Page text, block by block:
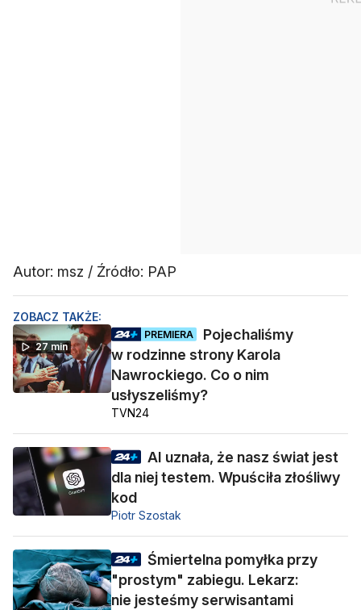
Autor: msz / Źródło: PAP
ZOBACZ TAKŻE:
27 min
PREMIERA
Pojechaliśmy
w rodzinne strony Karola
Nawrockiego. Co o nim
usłyszeliśmy?
TVN24
AI uznała, że nasz świat jest
dla niej testem. Wpuściła złośliwy
kod
Piotr Szostak
Śmiertelna pomyłka przy
"prostym" zabiegu. Lekarz:
nie jesteśmy serwisantami